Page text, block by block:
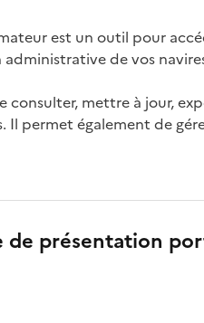
est un outil pour
de vos
consulter, mettre à jour,
Il permet également de
de présentation